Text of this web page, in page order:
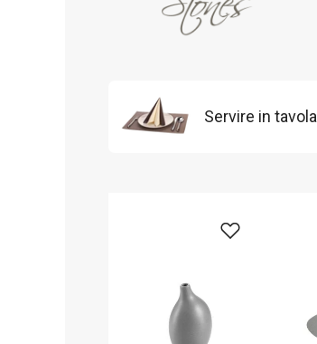
Servire in tavola